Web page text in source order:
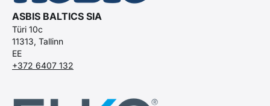
ASBIS BALTICS SIA
Türi 10c
11313, Tallinn
EE
+372 6407 132